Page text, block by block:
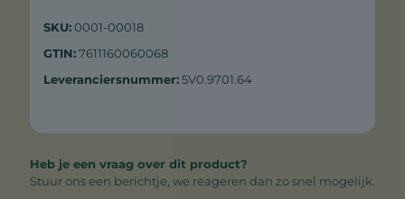
SKU:0001-00018
GTIN:7611160060068
Leveranciersnummer:5V0.9701.64
Heb je een vraag over dit product?
Stuur ons een berichtje, we reageren dan zo snel mogelijk.